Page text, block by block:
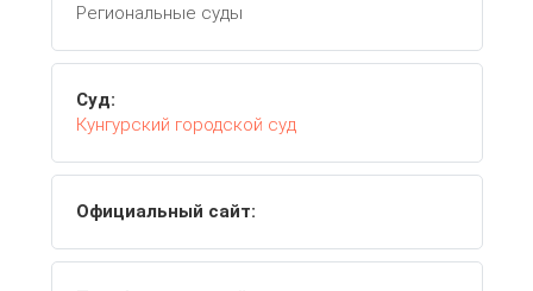
Региональные суды
Суд:
Кунгурский городской суд
Официальный сайт: